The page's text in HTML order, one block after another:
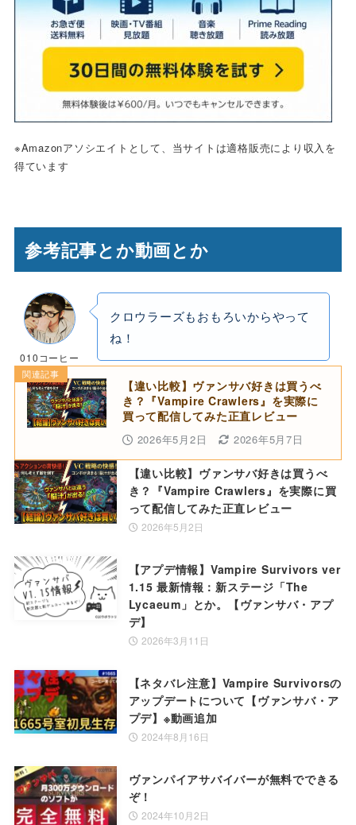
※Amazonアソシエイトとして、当サイトは適格販売により収入を
得ています
参考記事とか動画とか
010コーヒー
クロウラーズもおもろいからやって
ね！
関連記事
【違い比較】ヴァンサバ好きは買うべ
き？『Vampire Crawlers』を実際に
買って配信してみた正直レビュー
2026年5月2日 2026年5月7日
【違い比較】ヴァンサバ好きは買うべ
き？『Vampire Crawlers』を実際に買
って配信してみた正直レビュー
2026年5月2日
【アプデ情報】Vampire Survivors ver
1.15 最新情報：新ステージ「The
Lycaeum」とか。【ヴァンサバ・アプ
デ】
2026年3月11日
【ネタバレ注意】Vampire Survivorsの
アップデートについて【ヴァンサバ・ア
プデ】※動画追加
2024年8月16日
ヴァンパイアサバイバーが無料でできる
ぞ！
2024年10月2日